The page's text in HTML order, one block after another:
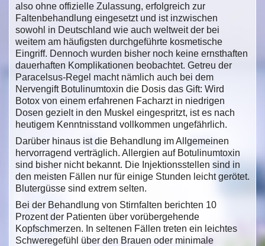
also ohne offizielle Zulassung, erfolgreich zur
Faltenbehandlung eingesetzt und ist inzwischen
sowohl in Deutschland wie auch weltweit der bei
weitem am häufigsten durchgeführte kosmetische
Eingriff. Dennoch wurden bisher noch keine ernsthaften
dauerhaften Komplikationen beobachtet. Getreu der
Paracelsus-Regel macht nämlich auch bei dem
Nervengift Botulinumtoxin die Dosis das Gift: Wird
Botox von einem erfahrenen Facharzt in niedrigen
Dosen gezielt in den Muskel eingespritzt, ist es nach
heutigem Kenntnisstand vollkommen ungefährlich.
Darüber hinaus ist die Behandlung im Allgemeinen
hervorragend verträglich. Allergien auf Botulinumtoxin
sind bisher nicht bekannt. Die Injektionsstellen sind in
den meisten Fällen nur für einige Stunden leicht gerötet.
Blutergüsse sind extrem selten.
Bei der Behandlung von Stirnfalten berichten 10
Prozent der Patienten über vorübergehende
Kopfschmerzen. In seltenen Fällen treten ein leichtes
Schweregefühl über den Brauen oder minimale